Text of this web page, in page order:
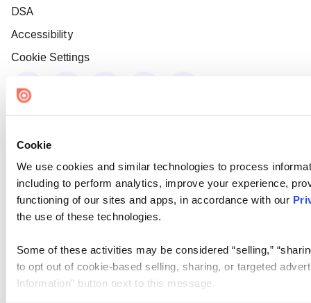
Cookie
We use cookies and similar technologies to process
including to perform analytics, improve your experience,
functioning of our sites and apps, in accordance with our
the use of these technologies.
Some of these activities may be considered “selling,”
to opt out of cookie-based selling, sharing, or targeted
Information” button next to this message.
DSA
Accessibility
Cookie Settings